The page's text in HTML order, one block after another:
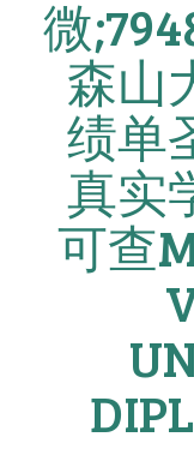
微
森山
绩单
真实
可查